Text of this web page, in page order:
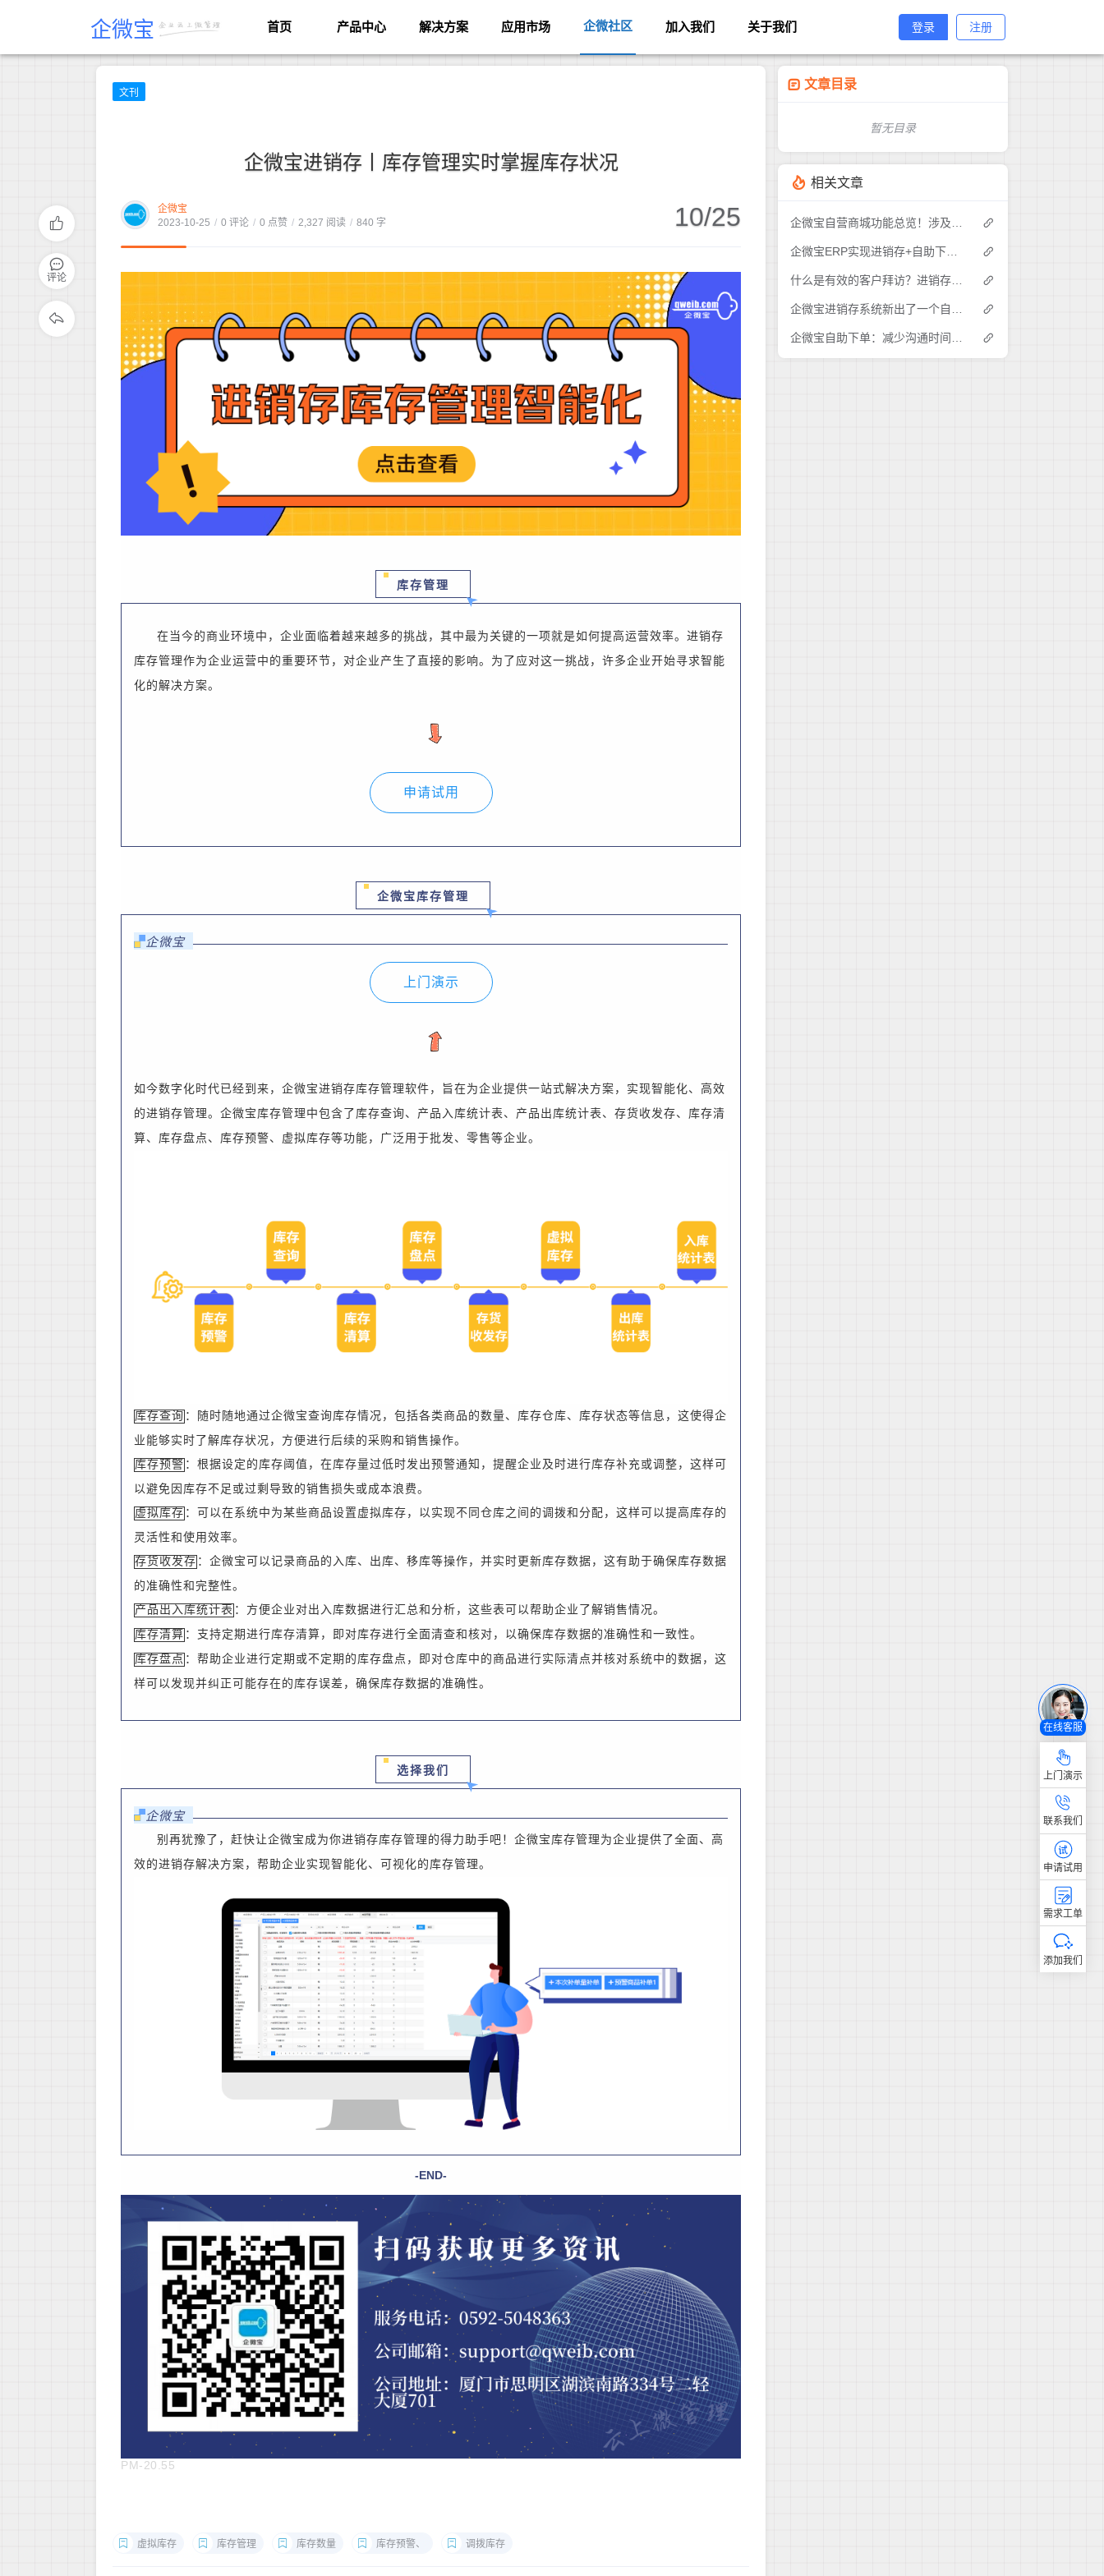
企微宝 首页 产品中心 解决方案 应用市场 企微社区 加入我们 关于我们 登录 注册
文刊
企微宝进销存丨库存管理实时掌握库存状况
企微宝
2023-10-25 / 0 评论 / 0 点赞 / 2,327 阅读 / 840 字 10/25
库存管理
在当今的商业环境中，企业面临着越来越多的挑战，其中最为关键的一项就是如何提高运营效率。进销存
库存管理作为企业运营中的重要环节， 对企业产生了直接的影响。为了应对这一挑战，许多企业开始寻求智能
化的解决方案。
申请试用
企微宝库存管理
企微宝
上门演示
如今数字化时代已经到来 ， 企微宝进销存库存管理软件，旨在为企业提供一站式解决方案，实现智能化、高效
的进销存管理。 企微宝库存管理中包含了库存查询、产品入库统计表、产品出库统计表、存货收发存、库存清
算、库存盘点、库存预警、虚拟库存等功能，广泛用于批发、零售等企业。
库存查询 ： 随时随地通过企微宝查询库存情况，包括各类商品的数量、库存仓库、库存状态等信息，这使得企
业 能够实时了解库存状况，方便进行后续的采购和销售操作。
库存预警 ：根据设定的库存阈值，在库存量过低时发出预警通知，提醒企业 及时进行库存补充或调整，这样可
以避免因库存不足或过剩导致的销售损失或成本浪费。
虚拟库存 ：可以在系统中为某些商品设置虚拟库存，以实现不同仓库之间的调拨和分配 ， 这样可以提高库存的
灵活性和使用效率。
存货收发存 ：企微宝可以记录商品的入库、出库、移库等操作，并实时更新库存数据 ， 这有助于确保库存数据
的准确性和完整性。
产品出入库统计表 ：方便企业 对出入库数据进行汇总和分析 ， 这些表可以帮助企业 了解销售情况。
库存清算 ：支持定期进行库存清算，即对库存进行全面清查和核对，以确保库存数据的准确性和一致性。
库存盘点 ：帮助企业进行定期或不定期的库存盘点，即对仓库中的商品进行实际清点并核对系统中的数据，这
样可以发现并纠正可能存在的库存误差，确保库存数据的准确性。
选择我们
企微宝
别再犹豫了，赶快让企微宝成为你进销存库存管理的得力助手吧！ 企微宝库存管理为企业提供了全面、高
效的进销存解决方案，帮助企业实现智能化、可视化的库存管理。
-END-
PM-20.55
虚拟库存 库存管理 库存数量 库存预警、 调拨库存
评论
文章目录
暂无目录
相关文章
在线客服
上门演示
联系我们
申请试用
需求工单
添加我们